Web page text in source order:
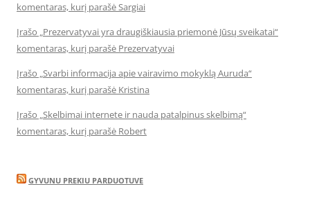
komentaras, kurį parašė Sargiai
Įrašo „Prezervatyvai yra draugiškiausia priemonė Jūsų sveikatai“
komentaras, kurį parašė Prezervatyvai
Įrašo „Svarbi informacija apie vairavimo mokyklą Auruda“
komentaras, kurį parašė Kristina
Įrašo „Skelbimai internete ir nauda patalpinus skelbimą“
komentaras, kurį parašė Robert
GYVUNU PREKIU PARDUOTUVE